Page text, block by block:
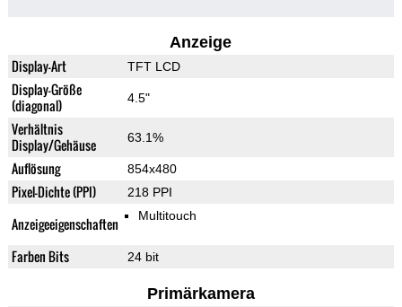
Anzeige
Display-Art TFT LCD
Display-Größe
(diagonal)
4.5"
Verhältnis
Display/Gehäuse
63.1%
Auflösung 854x480
Pixel-Dichte (PPI) 218 PPI
Anzeigeeigenschaften Multitouch
Farben Bits 24 bit
Primärkamera